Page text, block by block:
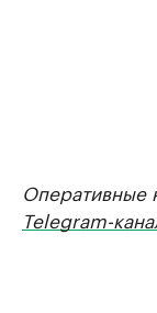
Оперативные
Telegram-